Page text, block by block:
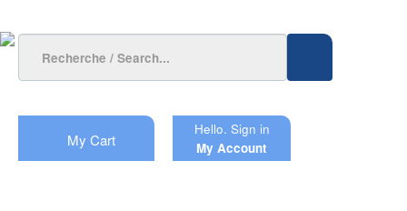
My Cart
Hello. Sign in
My Account